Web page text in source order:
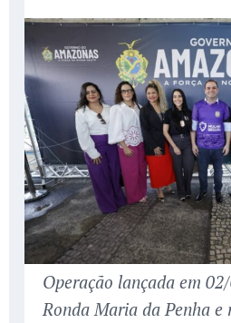
Operação lançada em
Ronda Maria da Penha e